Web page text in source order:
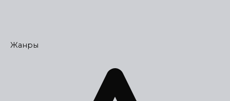
Жанры